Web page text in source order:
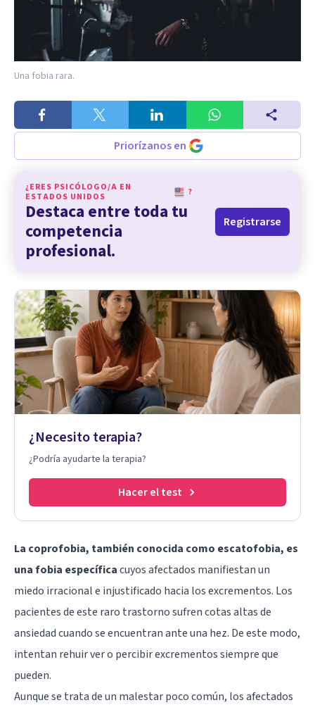
Una fobia rara.
Priorízanos en
¿ERES PSICÓLOGO/A EN
ESTADOS UNIDOS
?
Destaca entre toda tu
competencia
profesional.
Registrarse
¿Necesito terapia?
¿Podría ayudarte la terapia?
Hacer el test
La coprofobia, también conocida como escatofobia, es
una fobia específicacuyos afectados manifiestan un
miedo irracional e injustificado hacia los excrementos. Los
pacientes de este raro trastorno sufren cotas altas de
ansiedad cuando se encuentran ante una hez. De este modo,
intentan rehuir ver o percibir excrementos siempre que
pueden.
Aunque se trata de un malestar poco común, los afectados